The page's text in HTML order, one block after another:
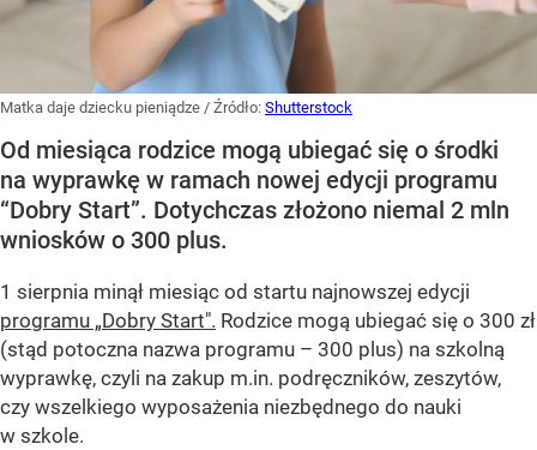
Matka daje dziecku pieniądze / Źródło: Shutterstock
Od miesiąca rodzice mogą ubiegać się o środki
na wyprawkę w ramach nowej edycji programu
“Dobry Start”. Dotychczas złożono niemal 2 mln
wniosków o 300 plus.
1 sierpnia minął miesiąc od startu najnowszej edycji
programu „Dobry Start". Rodzice mogą ubiegać się o 300 zł
(stąd potoczna nazwa programu – 300 plus) na szkolną
wyprawkę, czyli na zakup m.in. podręczników, zeszytów,
czy wszelkiego wyposażenia niezbędnego do nauki
w szkole.